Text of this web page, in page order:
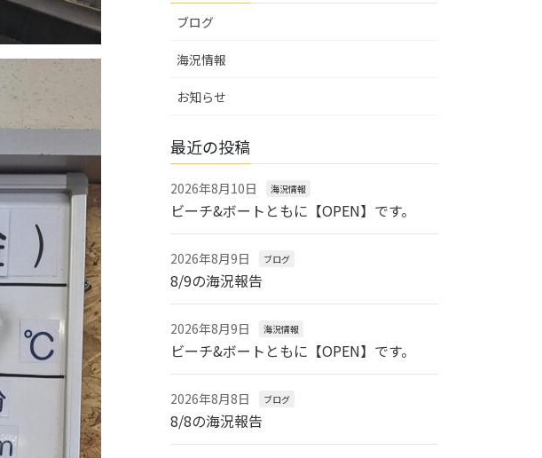
ブログ
海況情報
お知らせ
最近の投稿
2026年8月10日 海況情報
ビーチ&ボートともに【OPEN】です。
2026年8月9日 ブログ
8/9の海況報告
2026年8月9日 海況情報
ビーチ&ボートともに【OPEN】です。
2026年8月8日 ブログ
8/8の海況報告